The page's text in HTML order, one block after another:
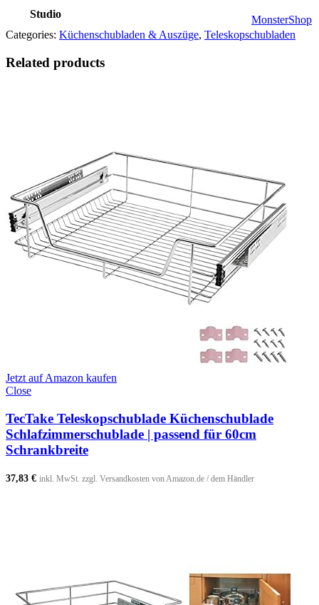
Studio
MonsterShop
Categories: Küchenschubladen & Auszüge, Teleskopschubladen
Related products
Jetzt auf Amazon kaufen
Close
TecTake Teleskopschublade Küchenschublade
Schlafzimmerschublade | passend für 60cm
Schrankbreite
37,83 € inkl. MwSt. zzgl. Versandkosten von Amazon.de / dem Händler